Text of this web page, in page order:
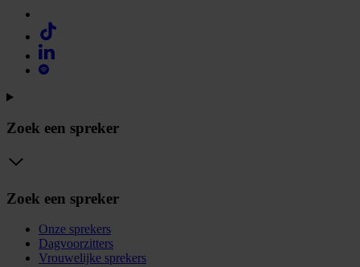
Zoek een spreker
Zoek een spreker
Onze sprekers
Dagvoorzitters
Vrouwelijke sprekers